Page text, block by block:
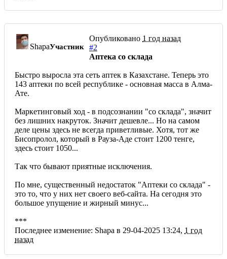
ShapaУчастник
Опубликовано 1 год назад
#2
Аптека со склада
Быстро выросла эта сеть аптек в Казахстане. Теперь это
143 аптеки по всей республике - основная масса в Алма-
Ате.
Маркетинговый ход - в подсознании "со склада", значит
без лишних накруток. Значит дешевле... Но на самом
деле цены здесь не всегда приветливые. Хотя, тот же
Бисопролол, который в Рауза-Аде стоит 1200 тенге,
здесь стоит 1050...
Так что бывают приятные исключения.
По мне, существенный недостаток "Аптеки со склада" -
это то, что у них нет своего веб-сайта. На сегодня это
большое упущение и жирный минус...
***
Последнее изменение: Shapa в 29-04-2025 13:24, 1 год
назад